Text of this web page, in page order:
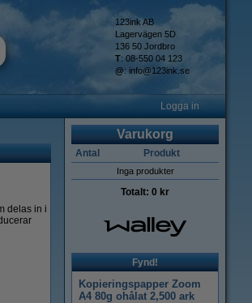
123ink AB
Lagervägen 5D
136 50 Jordbro
T: 08-550 04 123
@: info@123ink.se
Logga in
delas in i
Varukorg
Antal Produkt
Inga produkter
Totalt: 0 kr
Fynd!
Kopieringspapper Zoom
A4 80g ohålat 2,500 ark